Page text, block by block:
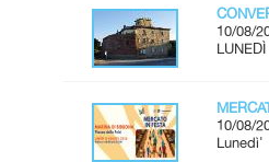
10/08/
10/08/
Lunedì'